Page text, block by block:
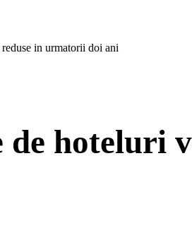
in urmatorii doi ani
hoteluri